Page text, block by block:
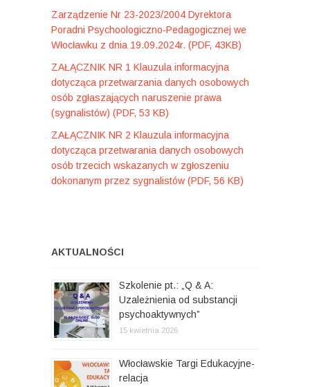
Zarządzenie Nr 23-2023/2004 Dyrektora
Poradni Psychoologiczno-Pedagogicznej we
Włocławku z dnia 19.09.2024r. (PDF, 43KB)
ZAŁĄCZNIK NR 1 Klauzula informacyjna
dotycząca przetwarzania danych osobowych
osób zgłaszających naruszenie prawa
(sygnalistów) (PDF, 53 KB)
ZAŁĄCZNIK NR 2 Klauzula informacyjna
dotycząca przetwarania danych osobowych
osób trzecich wskazanych w zgłoszeniu
dokonanym przez sygnalistów (PDF, 56 KB)
AKTUALNOŚCI
Szkolenie pt.: „Q & A:
Uzależnienia od substancji
psychoaktywnych”
15 kwietnia 2026
Włocławskie Targi Edukacyjne-
relacja